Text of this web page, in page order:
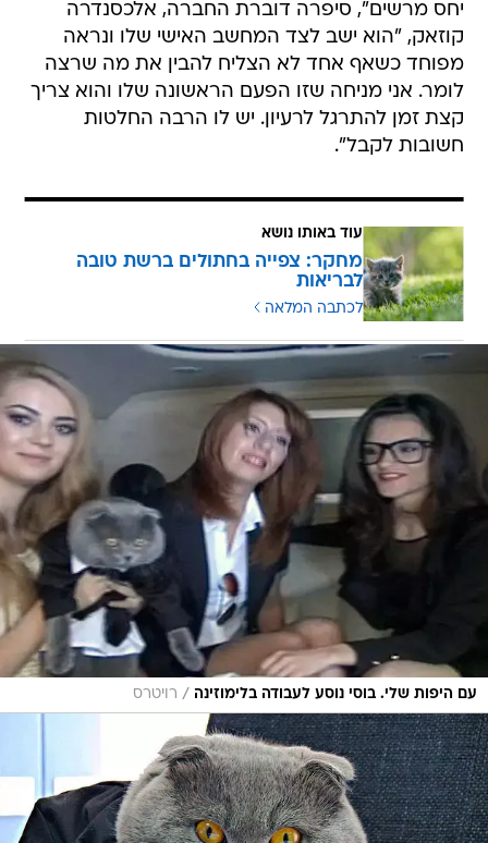
יחס מרשים", סיפרה דוברת החברה, אלכסנדרה
קוזאק, "הוא ישב לצד המחשב האישי שלו ונראה
מפוחד כשאף אחד לא הצליח להבין את מה שרצה
לומר. אני מניחה שזו הפעם הראשונה שלו והוא צריך
קצת זמן להתרגל לרעיון. יש לו הרבה החלטות
חשובות לקבל".
עוד באותו נושא
מחקר: צפייה בחתולים ברשת טובה
לבריאות
לכתבה המלאה
עם היפות שלי. בוסי נוסע לעבודה בלימוזינה / רויטרס